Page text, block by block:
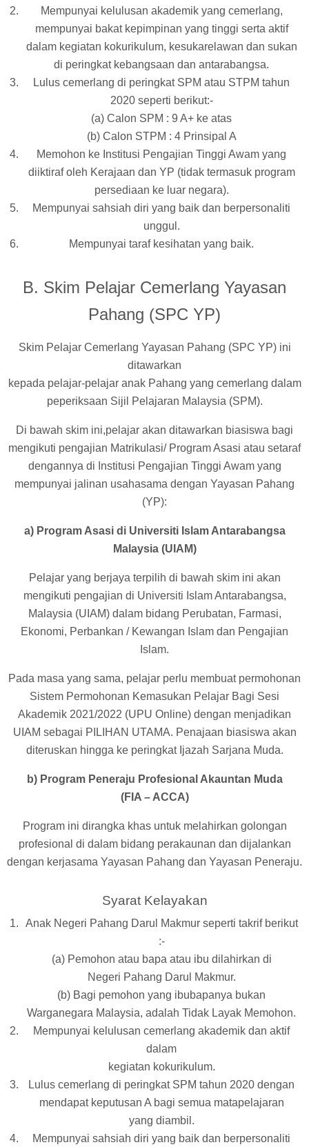
Mempunyai kelulusan akademik yang cemerlang,
mempunyai bakat kepimpinan yang tinggi serta aktif
dalam kegiatan kokurikulum, kesukarelawan dan sukan
di peringkat kebangsaan dan antarabangsa.
Lulus cemerlang di peringkat SPM atau STPM tahun
2020 seperti berikut:-
(a) Calon SPM : 9 A+ ke atas
(b) Calon STPM : 4 Prinsipal A
Memohon ke Institusi Pengajian Tinggi Awam yang
diiktiraf oleh Kerajaan dan YP (tidak termasuk program
persediaan ke luar negara).
Mempunyai sahsiah diri yang baik dan berpersonaliti
unggul.
Mempunyai taraf kesihatan yang baik.
B. Skim Pelajar Cemerlang Yayasan
Pahang (SPC YP)
Skim Pelajar Cemerlang Yayasan Pahang (SPC YP) ini
ditawarkan
kepada pelajar-pelajar anak Pahang yang cemerlang dalam
peperiksaan Sijil Pelajaran Malaysia (SPM).
Di bawah skim ini,pelajar akan ditawarkan biasiswa bagi
mengikuti pengajian Matrikulasi/ Program Asasi atau setaraf
dengannya di Institusi Pengajian Tinggi Awam yang
mempunyai jalinan usahasama dengan Yayasan Pahang
(YP):
a) Program Asasi di Universiti Islam Antarabangsa
Malaysia (UIAM)
Pelajar yang berjaya terpilih di bawah skim ini akan
mengikuti pengajian di Universiti Islam Antarabangsa,
Malaysia (UIAM) dalam bidang Perubatan, Farmasi,
Ekonomi, Perbankan / Kewangan Islam dan Pengajian
Islam.
Pada masa yang sama, pelajar perlu membuat permohonan
Sistem Permohonan Kemasukan Pelajar Bagi Sesi
Akademik 2021/2022 (UPU Online) dengan menjadikan
UIAM sebagai PILIHAN UTAMA. Penajaan biasiswa akan
diteruskan hingga ke peringkat Ijazah Sarjana Muda.
b) Program Peneraju Profesional Akauntan Muda
(FIA – ACCA)
Program ini dirangka khas untuk melahirkan golongan
profesional di dalam bidang perakaunan dan dijalankan
dengan kerjasama Yayasan Pahang dan Yayasan Peneraju.
Syarat Kelayakan
Anak Negeri Pahang Darul Makmur seperti takrif berikut
:-
(a) Pemohon atau bapa atau ibu dilahirkan di
Negeri Pahang Darul Makmur.
(b) Bagi pemohon yang ibubapanya bukan
Warganegara Malaysia, adalah Tidak Layak Memohon.
Mempunyai kelulusan cemerlang akademik dan aktif
dalam
kegiatan kokurikulum.
Lulus cemerlang di peringkat SPM tahun 2020 dengan
mendapat keputusan A bagi semua matapelajaran
yang diambil.
Mempunyai sahsiah diri yang baik dan berpersonaliti